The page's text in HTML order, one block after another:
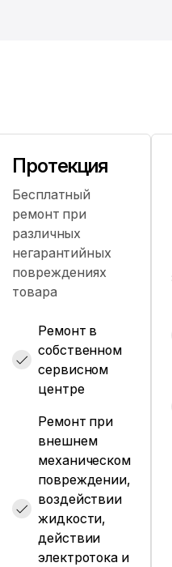
Протекция
Бесплатный
ремонт при
различных
негарантийных
повреждениях
товара
Ремонт в
собственном
сервисном
центре
Ремонт при
внешнем
механическом
повреждении,
воздействии
жидкости,
действии
электротока и